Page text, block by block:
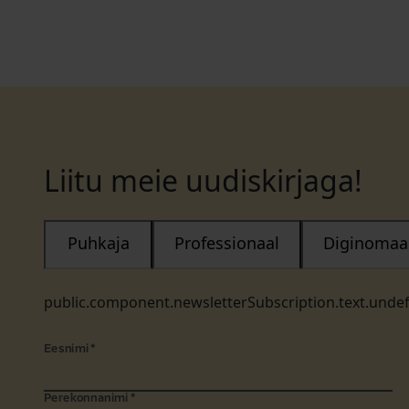
Liitu meie uudiskirjaga!
Puhkaja Professionaal
Eesnimi *
Perekonnanimi *